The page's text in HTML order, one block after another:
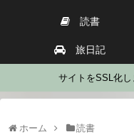
読書
旅日記
サイトをSSL化し
ホーム 読書